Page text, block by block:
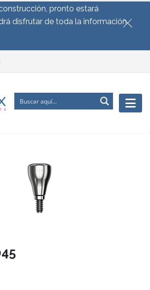
pronto estará
disfrutar de toda la información